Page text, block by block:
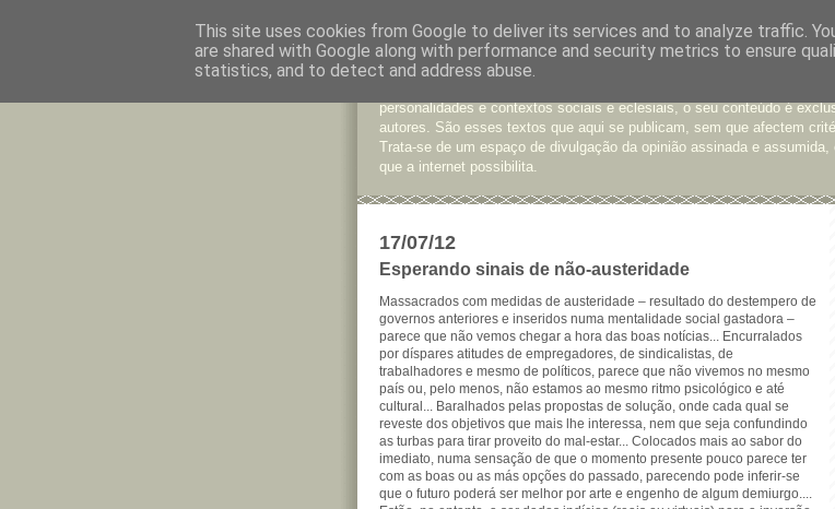
Jornal de Opinião
personalidades e contextos sociais e eclesiais, o seu conteúdo é
autores. São esses textos que aqui se publicam, sem que afectem
Trata-se de um espaço de divulgação da opinião assinada e
que a internet possibilita.
17/07/12
Esperando sinais de não-austeridade
Massacrados com medidas de austeridade – resultado do destempero de
governos anteriores e inseridos numa mentalidade social gastadora –
parece que não vemos chegar a hora das boas notícias... Encurralados
por díspares atitudes de empregadores, de sindicalistas, de
trabalhadores e mesmo de políticos, parece que não vivemos no mesmo
país ou, pelo menos, não estamos ao mesmo ritmo psicológico e até
cultural... Baralhados pelas propostas de solução, onde cada qual se
reveste dos objetivos que mais lhe interessa, nem que seja confundindo
as turbas para tirar proveito do mal-estar... Colocados mais ao sabor do
imediato, numa sensação de que o momento presente pouco parece ter
com as boas ou as más opções do passado, parecendo pode inferir-se
que o futuro poderá ser melhor por arte e engenho de algum demiurgo....
This site uses cookies from Google to deliver its services and to analyze traffic.
are shared with Google along with performance and security metrics to ensure
statistics, and to detect and address abuse.